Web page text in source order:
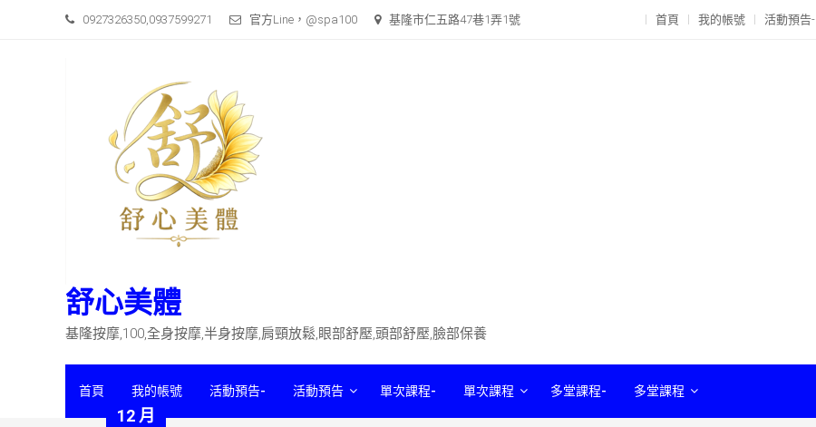
0927326350,0937599271 官方Line，@spa100 基隆市仁五路47巷1弄1號 首頁 我的帳號 活動預告-
舒心美體
基隆按摩,100,全身按摩,半身按摩,肩頸放鬆,眼部舒壓,頭部舒壓,臉部保養
首頁 我的帳號 活動預告- 活動預告 單次課程- 單次課程 多堂課程- 多堂課程
12 月